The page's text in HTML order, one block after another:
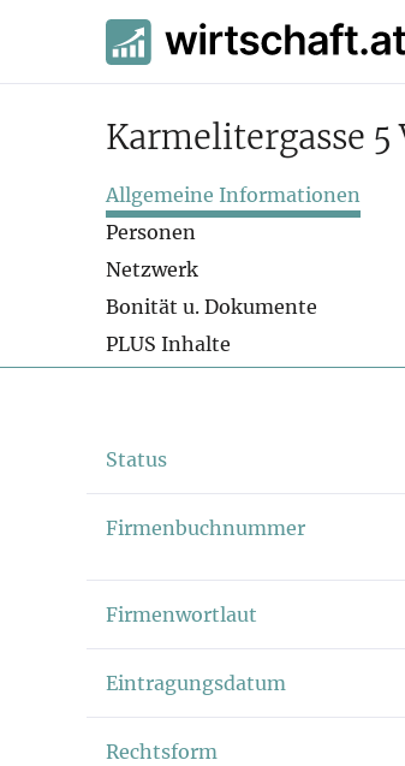
Karmelitergasse
Allgemeine Informationen
Personen
Netzwerk
Bonität u. Dokumente
PLUS Inhalte
Status
Firmenbuchnummer
Firmenwortlaut
Eintragungsdatum
Rechtsform